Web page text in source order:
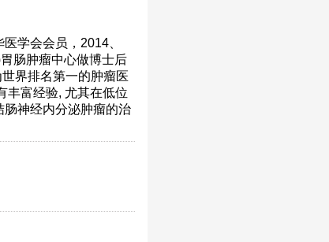
学会会员，2014、
肠肿瘤中心做博士后
界排名第一的肿瘤医
丰富经验, 尤其在低位
神经内分泌肿瘤的治